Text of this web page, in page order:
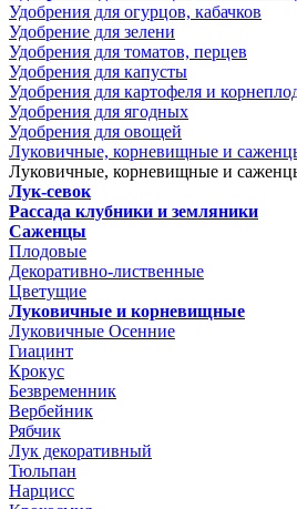
Удобрения для огурцов, кабачков
Удобрение для зелени
Удобрения для томатов, перцев
Удобрения для капусты
Удобрения для картофеля и
Удобрения для ягодных
Удобрения для овощей
Луковичные, корневищные и
Луковичные, корневищные и
Лук-севок
Рассада клубники и земляники
Саженцы
Плодовые
Декоративно-лиственные
Цветущие
Луковичные и корневищные
Луковичные Осенние
Гиацинт
Крокус
Безвременник
Вербейник
Рябчик
Лук декоративный
Тюльпан
Нарцисс